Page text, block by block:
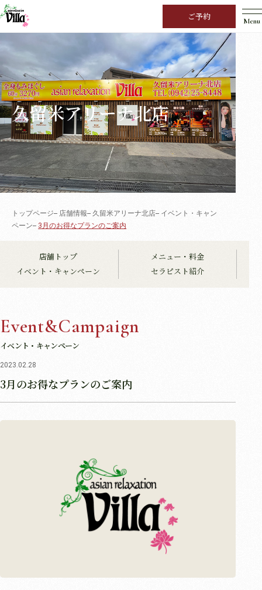
ご予約 Menu
店舗トップ
メニュー・料金
イベント・キャンペーン
セラピスト紹介
久留米アリーナ北店
トップページ 店舗情報 久留米アリーナ北店
イベント・キャン
ペーン
3月のお得なプランのご案内
Event&Campaign
イベント・キャンペーン
2023.02.28
3月のお得なプランのご案内